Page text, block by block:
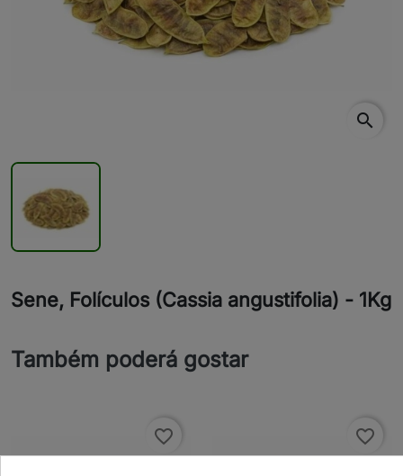
search
Sene, Folículos (Cassia angustifolia) - 1Kg
Também poderá gostar
favorite_border favorite_border